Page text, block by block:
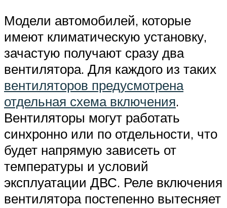
Модели автомобилей, которые
имеют климатическую установку,
зачастую получают сразу два
вентилятора. Для каждого из таких
вентиляторов предусмотрена
отдельная схема включения.
Вентиляторы могут работать
синхронно или по отдельности, что
будет напрямую зависеть от
температуры и условий
эксплуатации ДВС. Реле включения
вентилятора постепенно вытесняет